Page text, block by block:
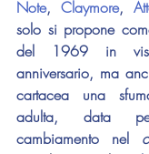
Note, Claymore,
solo si propone
del 1969 in
anniversario, ma
cartacea una
adulta, data
cambiamento nel